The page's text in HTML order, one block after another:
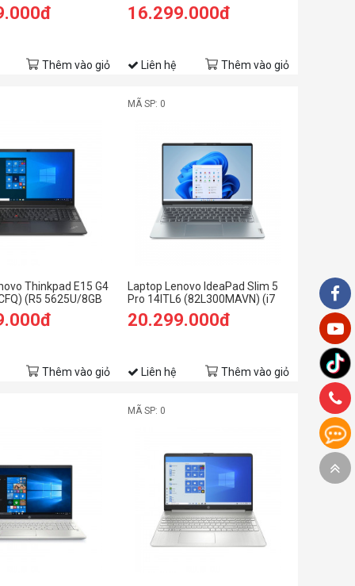
SSD/15.6
Thêm vào giỏ
RAM/512GB SSD/14
FHD/Win11/Xám)
16.299.000đ
Liên hệ Thêm vào giỏ
Thinkpad E15 G4
(R5 5625U/8GB
SSD/15.6
Thêm vào giỏ
MÃ SP: 0
Laptop Lenovo IdeaPad Slim 5
Pro 14ITL6 (82L300MAVN) (i7
1195G7/16GB RAM/512GB
SSD/14 2.2K/Win11/Xám)
20.299.000đ
Liên hệ Thêm vào giỏ
MÃ SP: 0